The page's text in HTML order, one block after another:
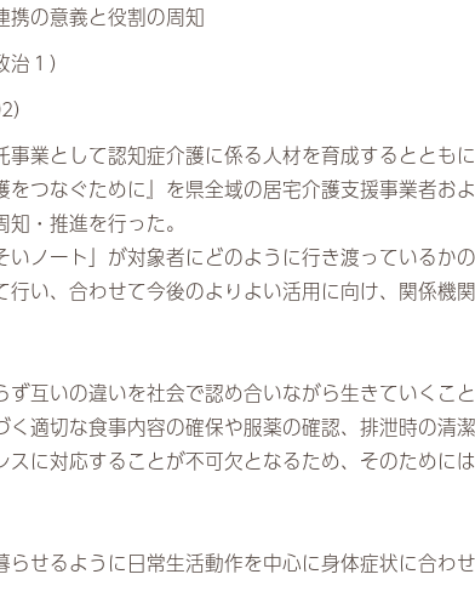
携の意義と役割の周知
１）
業として認知症介護に係る人材を育成するととも
つなぐために』を県全域の居宅介護支援事業者お
・推進を行った。
ノート」が対象者にどのように行き渡っているか
い、合わせて今後のよりよい活用に向け、関係機
互いの違いを社会で認め合いながら生きていくこと
適切な食事内容の確保や服薬の確認、排泄時の清
に対応することが不可欠となるため、そのために
せるように日常生活動作を中心に身体症状に合わ